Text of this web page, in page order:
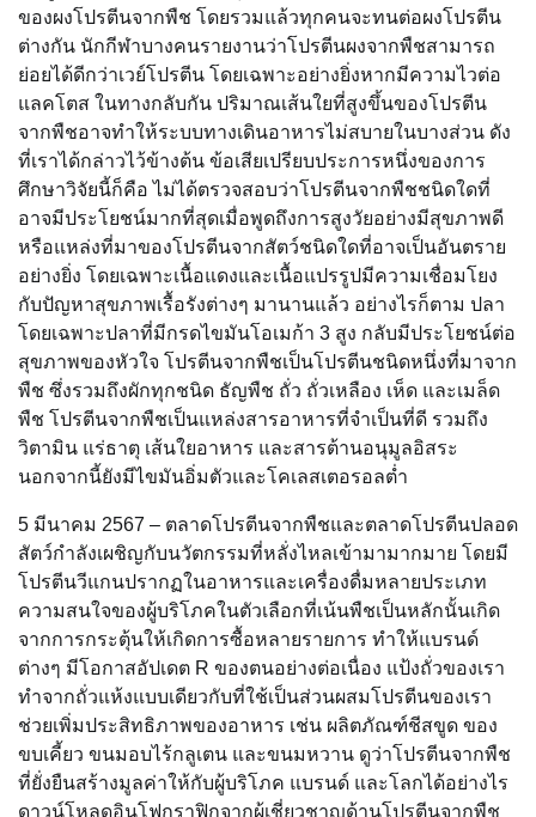
ของผงโปรตีนจากพืช โดยรวมแล้วทุกคนจะทนต่อผงโปรตีน
ต่างกัน นักกีฬาบางคนรายงานว่าโปรตีนผงจากพืชสามารถ
ย่อยได้ดีกว่าเวย์โปรตีน โดยเฉพาะอย่างยิ่งหากมีความไวต่อ
แลคโตส ในทางกลับกัน ปริมาณเส้นใยที่สูงขึ้นของโปรตีน
จากพืชอาจทำให้ระบบทางเดินอาหารไม่สบายในบางส่วน ดัง
ที่เราได้กล่าวไว้ข้างต้น ข้อเสียเปรียบประการหนึ่งของการ
ศึกษาวิจัยนี้ก็คือ ไม่ได้ตรวจสอบว่าโปรตีนจากพืชชนิดใดที่
อาจมีประโยชน์มากที่สุดเมื่อพูดถึงการสูงวัยอย่างมีสุขภาพดี
หรือแหล่งที่มาของโปรตีนจากสัตว์ชนิดใดที่อาจเป็นอันตราย
อย่างยิ่ง โดยเฉพาะเนื้อแดงและเนื้อแปรรูปมีความเชื่อมโยง
กับปัญหาสุขภาพเรื้อรังต่างๆ มานานแล้ว อย่างไรก็ตาม ปลา
โดยเฉพาะปลาที่มีกรดไขมันโอเมก้า 3 สูง กลับมีประโยชน์ต่อ
สุขภาพของหัวใจ โปรตีนจากพืชเป็นโปรตีนชนิดหนึ่งที่มาจาก
พืช ซึ่งรวมถึงผักทุกชนิด ธัญพืช ถั่ว ถั่วเหลือง เห็ด และเมล็ด
พืช โปรตีนจากพืชเป็นแหล่งสารอาหารที่จำเป็นที่ดี รวมถึง
วิตามิน แร่ธาตุ เส้นใยอาหาร และสารต้านอนุมูลอิสระ
นอกจากนี้ยังมีไขมันอิ่มตัวและโคเลสเตอรอลต่ำ
5 มีนาคม 2567 – ตลาดโปรตีนจากพืชและตลาดโปรตีนปลอด
สัตว์กำลังเผชิญกับนวัตกรรมที่หลั่งไหลเข้ามามากมาย โดยมี
โปรตีนวีแกนปรากฏในอาหารและเครื่องดื่มหลายประเภท
ความสนใจของผู้บริโภคในตัวเลือกที่เน้นพืชเป็นหลักนั้นเกิด
จากการกระตุ้นให้เกิดการซื้อหลายรายการ ทำให้แบรนด์
ต่างๆ มีโอกาสอัปเดต R ของตนอย่างต่อเนื่อง แป้งถั่วของเรา
ทำจากถั่วแห้งแบบเดียวกับที่ใช้เป็นส่วนผสมโปรตีนของเรา
ช่วยเพิ่มประสิทธิภาพของอาหาร เช่น ผลิตภัณฑ์ชีสขูด ของ
ขบเคี้ยว ขนมอบไร้กลูเตน และขนมหวาน ดูว่าโปรตีนจากพืช
ที่ยั่งยืนสร้างมูลค่าให้กับผู้บริโภค แบรนด์ และโลกได้อย่างไร
ดาวน์โหลดอินโฟกราฟิกจากผู้เชี่ยวชาญด้านโปรตีนจากพืช